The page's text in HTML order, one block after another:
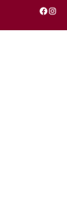
Facebook Instagram